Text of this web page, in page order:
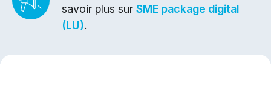
Marketing
Marketing 360°
Référencement (SEO/GEO)
savoir plus sur SME package digital
(LU).